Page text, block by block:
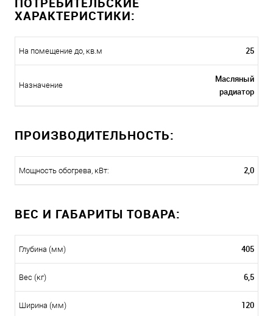
ХАРАКТЕРИСТИКИ:
На помещение до, кв.м 25
Назначение
Масляный
радиатор
ПРОИЗВОДИТЕЛЬНОСТЬ:
Мощность обогрева, кВт: 2,0
ВЕС И ГАБАРИТЫ ТОВАРА:
Глубина (мм) 405
Вес (кг) 6,5
Ширина (мм) 120